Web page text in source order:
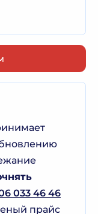
033 46 46
прайс